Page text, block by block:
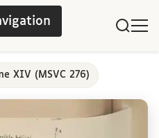
XIV (MSVC 276)